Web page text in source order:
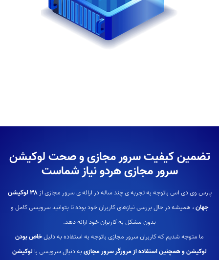
تضمین کیفیت سرور مجازی و صحت لوکیشن
سرور مجازی هردو نیاز شماست
پارس وی دی اس باتوجه به تجربه ی چند ساله در ارائه ی سرور مجازی از
۳۸ لوکیشن
جهان، همیشه در حال بررسی نیازهای کاربران خود بوده تا بتوانید سرویسی کامل و
بدون مشکل به کاربران خود ارائه دهد.
ما متوجه شدیم که کاربران سرور مجازی باتوجه به استفاده به دلیلخاص بودن
لوکیشن و همچنین استفاده از مرورگر سرور مجازیبه دنبال سرویسی با لوکیشن